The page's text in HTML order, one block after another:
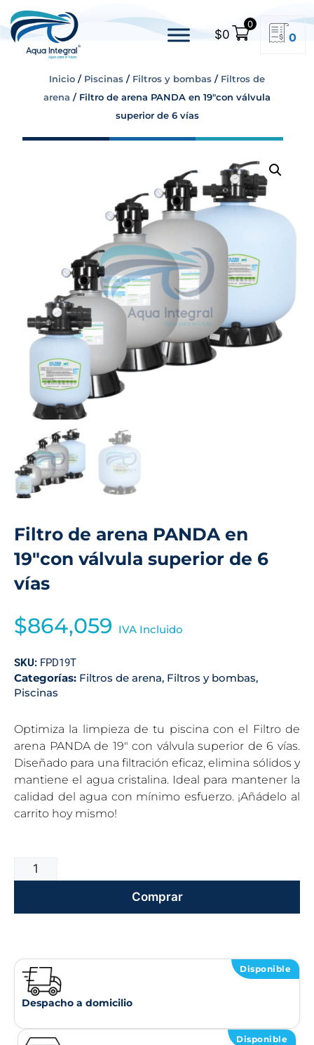
$0
0
0
Inicio / Piscinas / Filtros y bombas / Filtros de
arena / Filtro de arena PANDA en 19″con válvula
superior de 6 vías
Filtro de arena PANDA en
19″con válvula superior de 6
vías
$864,059 IVA Incluido
SKU: FPD19T
Categorías: Filtros de arena, Filtros y bombas,
Piscinas
Optimiza la limpieza de tu piscina con el Filtro de
arena PANDA de 19″ con válvula superior de 6 vías.
Diseñado para una filtración eficaz, elimina sólidos y
mantiene el agua cristalina. Ideal para mantener la
calidad del agua con mínimo esfuerzo. ¡Añádelo al
carrito hoy mismo!
Comprar
Disponible
Despacho a domicilio
Disponible